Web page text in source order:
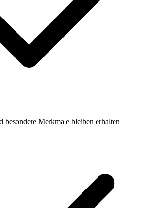
besondere Merkmale bleiben erhalten